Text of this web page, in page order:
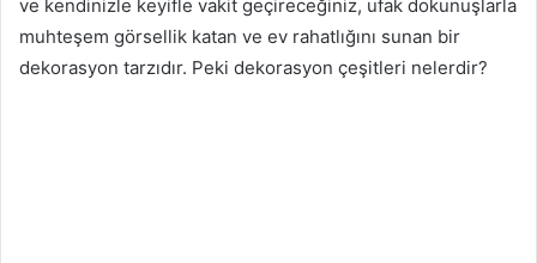
ve kendinizle keyifle vakit geçireceğiniz, ufak dokunuşlarla
muhteşem görsellik katan ve ev rahatlığını sunan bir
dekorasyon tarzıdır. Peki dekorasyon çeşitleri nelerdir?